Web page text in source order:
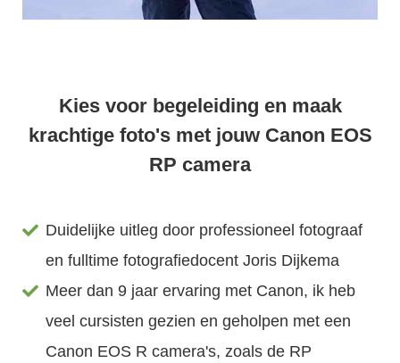
Kies voor begeleiding en maak
krachtige foto's met jouw Canon EOS
RP camera
Duidelijke uitleg door professioneel fotograaf
en fulltime fotografiedocent Joris Dijkema
Meer dan 9 jaar ervaring met Canon, ik heb
veel cursisten gezien en geholpen met een
Canon EOS R camera's, zoals de RP